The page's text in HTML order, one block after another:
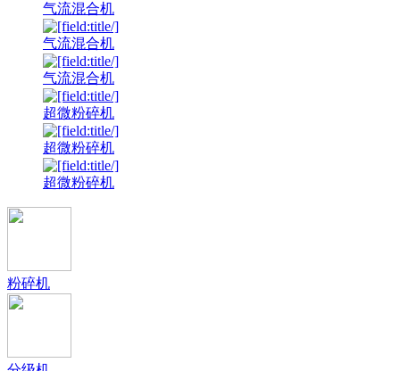
气流混合机
气流混合机
气流混合机
超微粉碎机
超微粉碎机
超微粉碎机
粉碎机